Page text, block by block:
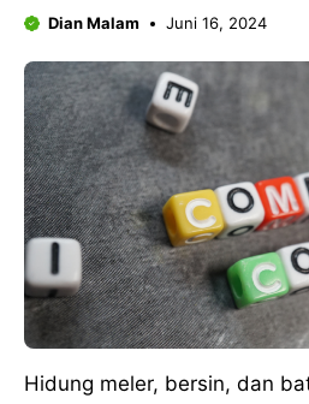
Dian Malam Juni 16, 2024
Hidung meler, bersin, dan